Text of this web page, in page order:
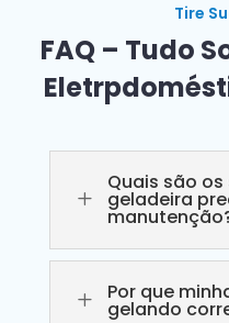
Tire
FAQ – Tudo
L
Quais são
geladeira
L Por que
gelando